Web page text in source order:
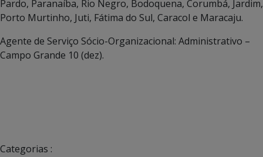
Pardo, Paranaíba, Rio Negro, Bodoquena, Corumbá, Jardim,
Porto Murtinho, Juti, Fátima do Sul, Caracol e Maracaju.
Agente de Serviço Sócio-Organizacional: Administrativo –
Campo Grande 10 (dez).
Categorias :